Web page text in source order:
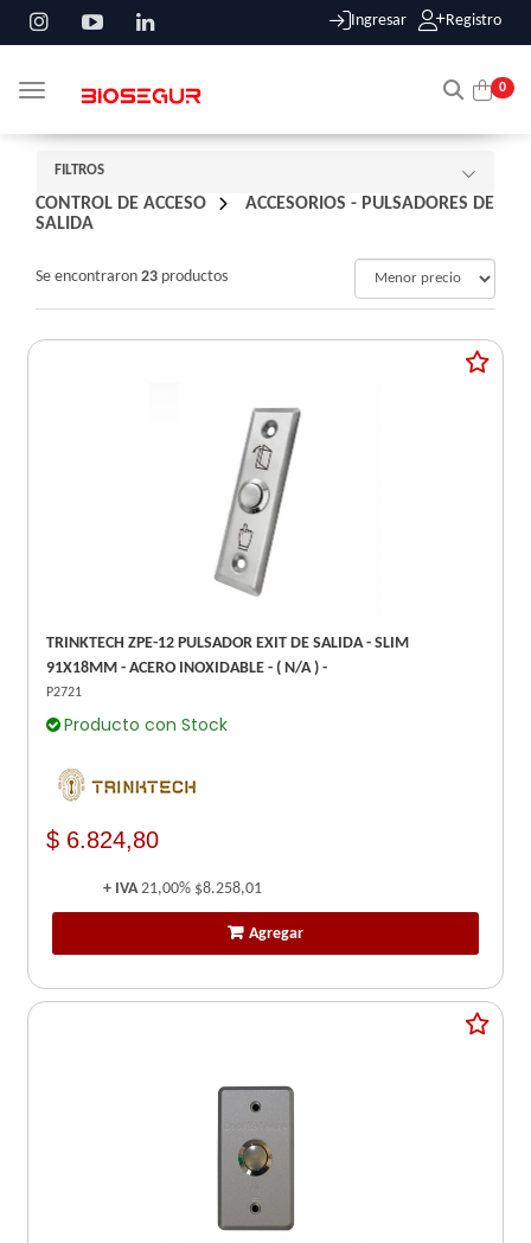
Ingresar Registro
0
Toggle navigation
FILTROS
CONTROL DE ACCESO
ACCESORIOS - PULSADORES DE
SALIDA
Se encontraron 23 productos
TRINKTECH ZPE-12 PULSADOR EXIT DE SALIDA - SLIM
91X18MM - ACERO INOXIDABLE - ( N/A ) -
P2721
Producto con Stock
$ 6.824,80
+ IVA21,00% $8.258,01
Agregar